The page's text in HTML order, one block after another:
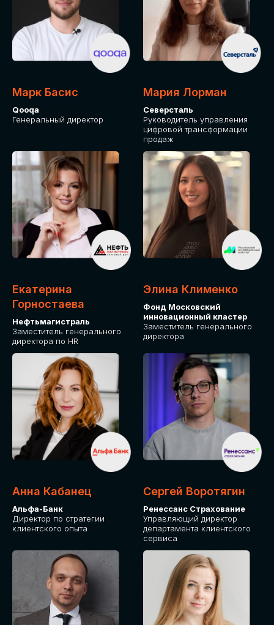
Марк Басис
Qooqa
Генеральный директор
Мария Лорман
Северсталь
Руководитель управления
цифровой трансформации
продаж
Екатерина
Горностаева
Нефтьмагистраль
Заместитель генерального
директора по HR
Элина Клименко
Фонд Московский
инновационный кластер
Заместитель генерального
директора
Анна Кабанец
Альфа-Банк
Директор по стратегии
клиентского опыта
Сергей Воротягин
Ренессанс Страхование
Управляющий директор
департамента клиентского
сервиса
Приглашаем стать партнером GLOBAL
TECH FORUM и презентовать ваши
решения целевой аудитории. Будем
рады сотрудничеству!
СТАНЬТЕ
ЭКСПОНЕНТОМ
ПОДАТЬ ЗАЯВКУ
IT Solutions for Business
СТОИМОСТЬ
УЧАСТИЯ